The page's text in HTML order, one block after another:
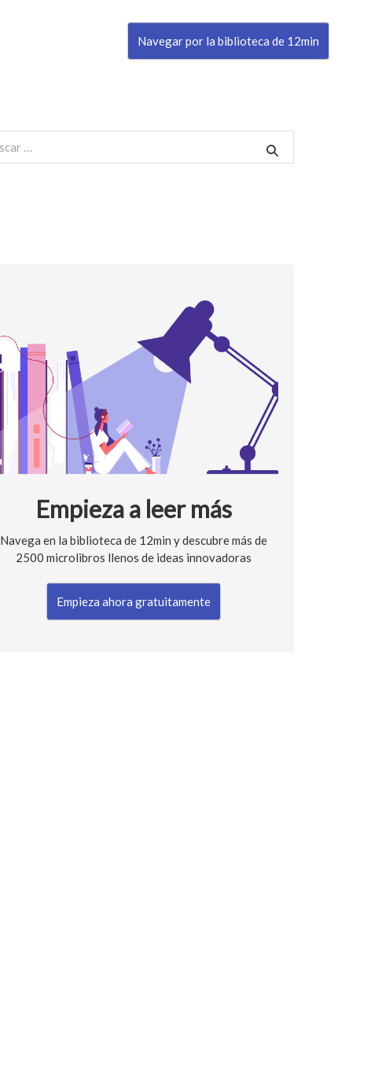
Navegar por la biblioteca de 12min
Empieza a leer más
Navega en la biblioteca de 12min y descubre más de
2500 microlibros llenos de ideas innovadoras
Empieza ahora gratuitamente